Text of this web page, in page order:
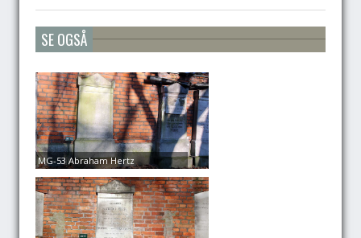
SE OGSÅ
MG-53 Abraham Hertz